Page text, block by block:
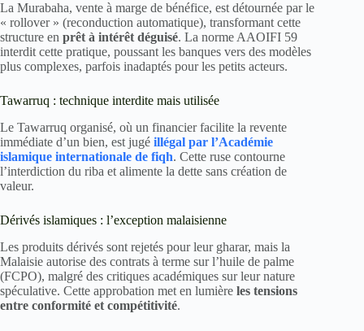
La Murabaha, vente à marge de bénéfice, est détournée par le
« rollover » (reconduction automatique), transformant cette
structure en prêt à intérêt déguisé. La norme AAOIFI 59
interdit cette pratique, poussant les banques vers des modèles
plus complexes, parfois inadaptés pour les petits acteurs.
Tawarruq : technique interdite mais utilisée
Le Tawarruq organisé, où un financier facilite la revente
immédiate d’un bien, est jugé illégal par l’Académie
islamique internationale de fiqh. Cette ruse contourne
l’interdiction du riba et alimente la dette sans création de
valeur.
Dérivés islamiques : l’exception malaisienne
Les produits dérivés sont rejetés pour leur gharar, mais la
Malaisie autorise des contrats à terme sur l’huile de palme
(FCPO), malgré des critiques académiques sur leur nature
spéculative. Cette approbation met en lumière les tensions
entre conformité et compétitivité.